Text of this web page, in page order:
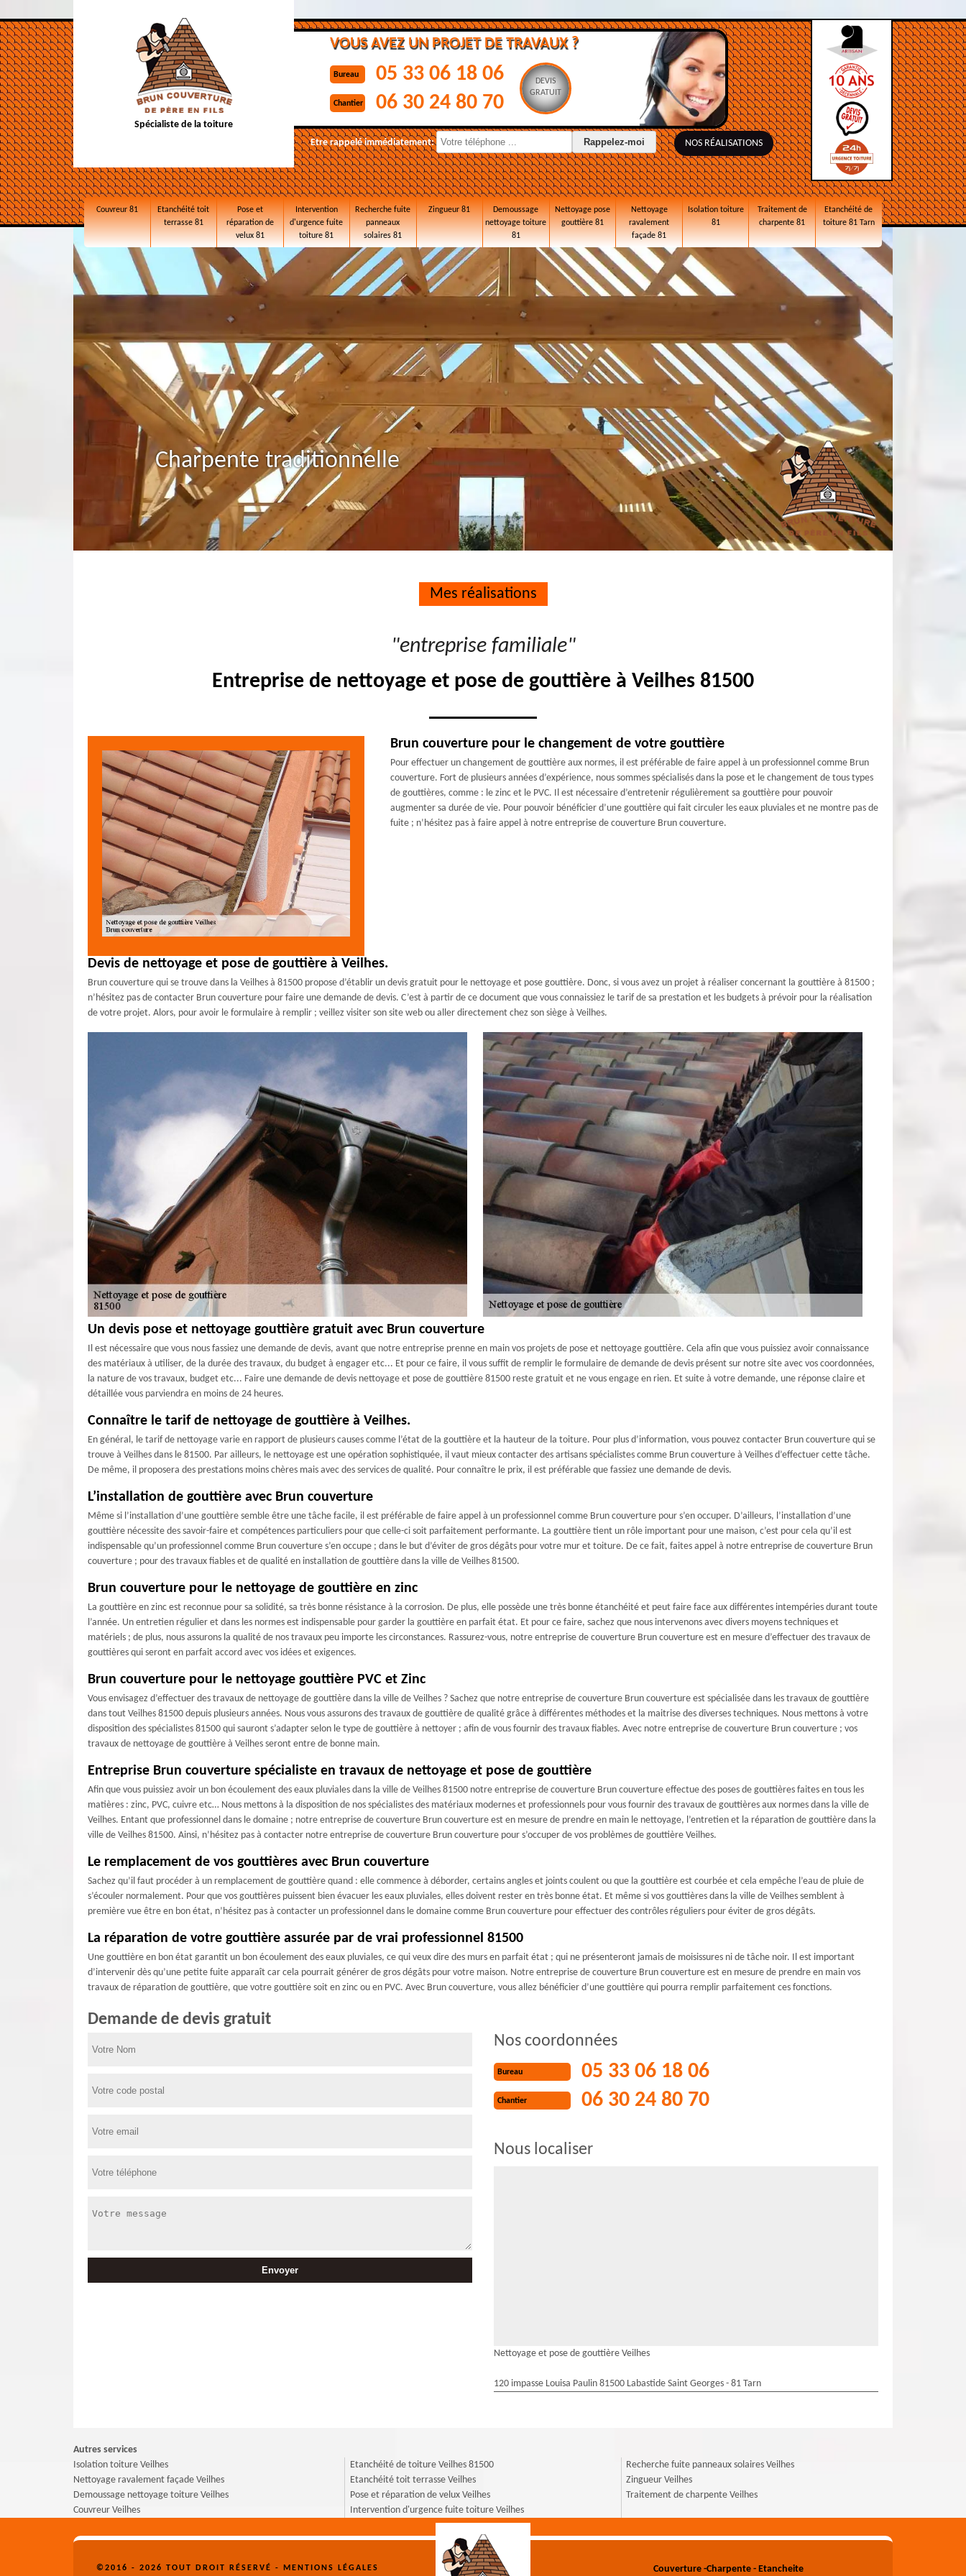
Spécialiste de la toiture
VOUS AVEZ UN PROJET DE TRAVAUX ?
Bureau 05 33 06 18 06
Chantier 06 30 24 80 70
DEVIS
GRATUIT
Etre rappelé immédiatement: NOS RÉALISATIONS
Couvreur 81
Etanchéité toit
terrasse 81
Pose et
réparation de
velux 81
Intervention
d'urgence fuite
toiture 81
Recherche fuite
panneaux
solaires 81
Zingueur 81
Demoussage
nettoyage toiture
81
Nettoyage pose
gouttière 81
Nettoyage
ravalement
façade 81
Isolation toiture
81
Traitement de
charpente 81
Etanchéité de
toiture 81 Tarn
Charpente traditionnelle
Mes réalisations
"entreprise familiale"
Entreprise de nettoyage et pose de gouttière à Veilhes 81500
Brun couverture pour le changement de votre gouttière
Pour effectuer un changement de gouttière aux normes, il est préférable de faire appel à un professionnel comme Brun
couverture. Fort de plusieurs années d’expérience, nous sommes spécialisés dans la pose et le changement de tous types
de gouttières, comme : le zinc et le PVC. Il est nécessaire d’entretenir régulièrement sa gouttière pour pouvoir
augmenter sa durée de vie. Pour pouvoir bénéficier d’une gouttière qui fait circuler les eaux pluviales et ne montre pas de
fuite ; n’hésitez pas à faire appel à notre entreprise de couverture Brun couverture.
Devis de nettoyage et pose de gouttière à Veilhes.
Brun couverture qui se trouve dans la Veilhes à 81500 propose d’établir un devis gratuit pour le nettoyage et pose gouttière. Donc, si vous avez un projet à réaliser concernant la gouttière à 81500 ;
n’hésitez pas de contacter Brun couverture pour faire une demande de devis. C’est à partir de ce document que vous connaissiez le tarif de sa prestation et les budgets à prévoir pour la réalisation
de votre projet. Alors, pour avoir le formulaire à remplir ; veillez visiter son site web ou aller directement chez son siège à Veilhes.
Un devis pose et nettoyage gouttière gratuit avec Brun couverture
Il est nécessaire que vous nous fassiez une demande de devis, avant que notre entreprise prenne en main vos projets de pose et nettoyage gouttière. Cela afin que vous puissiez avoir connaissance
des matériaux à utiliser, de la durée des travaux, du budget à engager etc... Et pour ce faire, il vous suffit de remplir le formulaire de demande de devis présent sur notre site avec vos coordonnées,
la nature de vos travaux, budget etc... Faire une demande de devis nettoyage et pose de gouttière 81500 reste gratuit et ne vous engage en rien. Et suite à votre demande, une réponse claire et
détaillée vous parviendra en moins de 24 heures.
Connaître le tarif de nettoyage de gouttière à Veilhes.
En général, le tarif de nettoyage varie en rapport de plusieurs causes comme l’état de la gouttière et la hauteur de la toiture. Pour plus d’information, vous pouvez contacter Brun couverture qui se
trouve à Veilhes dans le 81500. Par ailleurs, le nettoyage est une opération sophistiquée, il vaut mieux contacter des artisans spécialistes comme Brun couverture à Veilhes d’effectuer cette tâche.
De même, il proposera des prestations moins chères mais avec des services de qualité. Pour connaître le prix, il est préférable que fassiez une demande de devis.
L’installation de gouttière avec Brun couverture
Même si l’installation d’une gouttière semble être une tâche facile, il est préférable de faire appel à un professionnel comme Brun couverture pour s’en occuper. D’ailleurs, l’installation d’une
gouttière nécessite des savoir-faire et compétences particuliers pour que celle-ci soit parfaitement performante. La gouttière tient un rôle important pour une maison, c’est pour cela qu’il est
indispensable qu’un professionnel comme Brun couverture s’en occupe ; dans le but d’éviter de gros dégâts pour votre mur et toiture. De ce fait, faites appel à notre entreprise de couverture Brun
couverture ; pour des travaux fiables et de qualité en installation de gouttière dans la ville de Veilhes 81500.
Brun couverture pour le nettoyage de gouttière en zinc
La gouttière en zinc est reconnue pour sa solidité, sa très bonne résistance à la corrosion. De plus, elle possède une très bonne étanchéité et peut faire face aux différentes intempéries durant toute
l’année. Un entretien régulier et dans les normes est indispensable pour garder la gouttière en parfait état. Et pour ce faire, sachez que nous intervenons avec divers moyens techniques et
matériels ; de plus, nous assurons la qualité de nos travaux peu importe les circonstances. Rassurez-vous, notre entreprise de couverture Brun couverture est en mesure d’effectuer des travaux de
gouttières qui seront en parfait accord avec vos idées et exigences.
Brun couverture pour le nettoyage gouttière PVC et Zinc
Vous envisagez d’effectuer des travaux de nettoyage de gouttière dans la ville de Veilhes ? Sachez que notre entreprise de couverture Brun couverture est spécialisée dans les travaux de gouttière
dans tout Veilhes 81500 depuis plusieurs années. Nous vous assurons des travaux de gouttière de qualité grâce à différentes méthodes et la maitrise des diverses techniques. Nous mettons à votre
disposition des spécialistes 81500 qui sauront s’adapter selon le type de gouttière à nettoyer ; afin de vous fournir des travaux fiables. Avec notre entreprise de couverture Brun couverture ; vos
travaux de nettoyage de gouttière à Veilhes seront entre de bonne main.
Entreprise Brun couverture spécialiste en travaux de nettoyage et pose de gouttière
Afin que vous puissiez avoir un bon écoulement des eaux pluviales dans la ville de Veilhes 81500 notre entreprise de couverture Brun couverture effectue des poses de gouttières faites en tous les
matières : zinc, PVC, cuivre etc… Nous mettons à la disposition de nos spécialistes des matériaux modernes et professionnels pour vous fournir des travaux de gouttières aux normes dans la ville de
Veilhes. Entant que professionnel dans le domaine ; notre entreprise de couverture Brun couverture est en mesure de prendre en main le nettoyage, l’entretien et la réparation de gouttière dans la
ville de Veilhes 81500. Ainsi, n’hésitez pas à contacter notre entreprise de couverture Brun couverture pour s’occuper de vos problèmes de gouttière Veilhes.
Le remplacement de vos gouttières avec Brun couverture
Sachez qu’il faut procéder à un remplacement de gouttière quand : elle commence à déborder, certains angles et joints coulent ou que la gouttière est courbée et cela empêche l’eau de pluie de
s’écouler normalement. Pour que vos gouttières puissent bien évacuer les eaux pluviales, elles doivent rester en très bonne état. Et même si vos gouttières dans la ville de Veilhes semblent à
première vue être en bon état, n’hésitez pas à contacter un professionnel dans le domaine comme Brun couverture pour effectuer des contrôles réguliers pour éviter de gros dégâts.
La réparation de votre gouttière assurée par de vrai professionnel 81500
Une gouttière en bon état garantit un bon écoulement des eaux pluviales, ce qui veux dire des murs en parfait état ; qui ne présenteront jamais de moisissures ni de tâche noir. Il est important
d’intervenir dès qu’une petite fuite apparaît car cela pourrait générer de gros dégâts pour votre maison. Notre entreprise de couverture Brun couverture est en mesure de prendre en main vos
travaux de réparation de gouttière, que votre gouttière soit en zinc ou en PVC. Avec Brun couverture, vous allez bénéficier d’une gouttière qui pourra remplir parfaitement ces fonctions.
Demande de devis gratuit
Nos coordonnées
Bureau 05 33 06 18 06
Chantier 06 30 24 80 70
Nous localiser
Nettoyage et pose de gouttière Veilhes
120 impasse Louisa Paulin 81500 Labastide Saint Georges - 81 Tarn
Autres services
Isolation toiture Veilhes
Nettoyage ravalement façade Veilhes
Demoussage nettoyage toiture Veilhes
Couvreur Veilhes
Etanchéité de toiture Veilhes 81500
Etanchéité toit terrasse Veilhes
Pose et réparation de velux Veilhes
Intervention d'urgence fuite toiture Veilhes
Recherche fuite panneaux solaires Veilhes
Zingueur Veilhes
Traitement de charpente Veilhes
©2016 - 2026 TOUT DROIT RÉSERVÉ - MENTIONS LÉGALES Couverture -Charpente - Etancheite